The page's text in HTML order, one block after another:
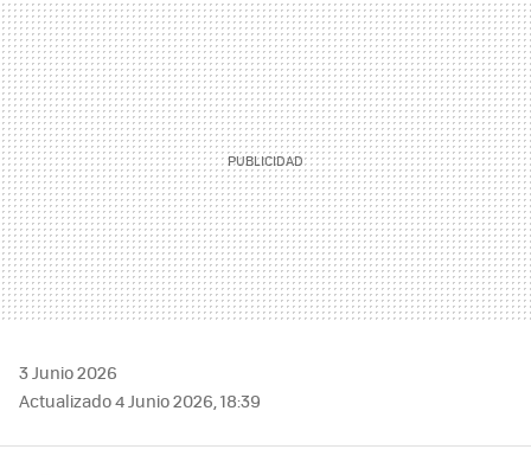
MAIL
3 Junio 2026
Actualizado 4 Junio 2026, 18:39